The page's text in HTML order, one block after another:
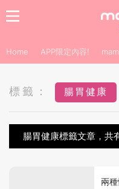
Home APP限定內容!
標籤： 腸胃健康
腸胃健康標籤文章，共
兩